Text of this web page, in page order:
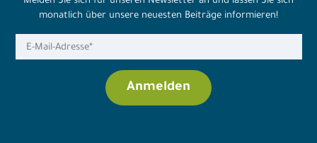
monatlich über unsere neuesten Beiträge informieren!